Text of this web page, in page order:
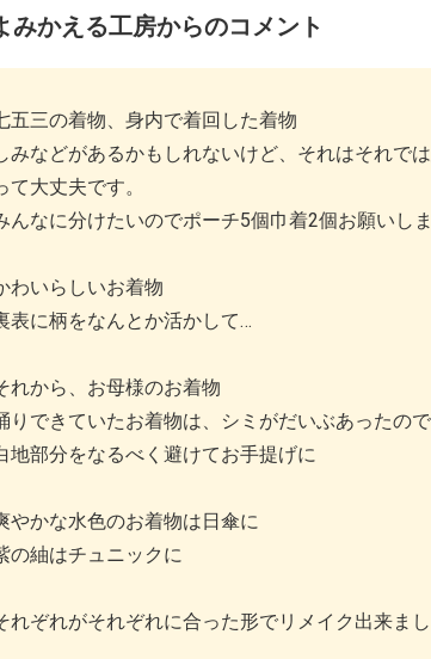
みかえる工房からのコメント
五三の着物、身内で着回した着物
みなどがあるかもしれないけど、それはそれで
て大丈夫です。
んなに分けたいのでポーチ5個巾着2個お願いしま
わいらしいお着物
表に柄をなんとか活かして…
れから、お母様のお着物
りできていたお着物は、シミがだいぶあったので
地部分をなるべく避けてお手提げに
やかな水色のお着物は日傘に
の紬はチュニックに
れぞれがそれぞれに合った形でリメイク出来まし